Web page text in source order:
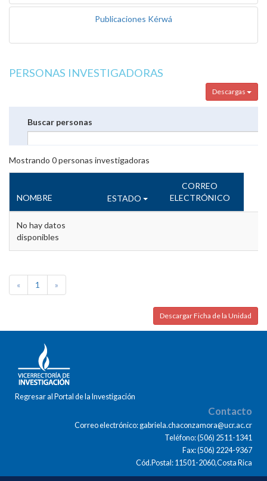
Publicaciones Kérwá
PERSONAS INVESTIGADORAS
Descargas
Buscar personas
Mostrando 0personas investigadoras
NOMBRE ESTADO
CORREO
ELECTRÓNICO
No hay datos
disponibles
« 1 »
Descargar Ficha de la Unidad
Regresar al Portal de la Investigación
Contacto
Correo electrónico: gabriela.chaconzamora@ucr.ac.cr
Teléfono: (506) 2511-1341
Fax: (506) 2224-9367
Cód.Postal: 11501-2060,Costa Rica